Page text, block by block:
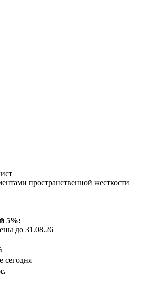
пространственной жесткости
5%:
до 31.08.26
сегодня